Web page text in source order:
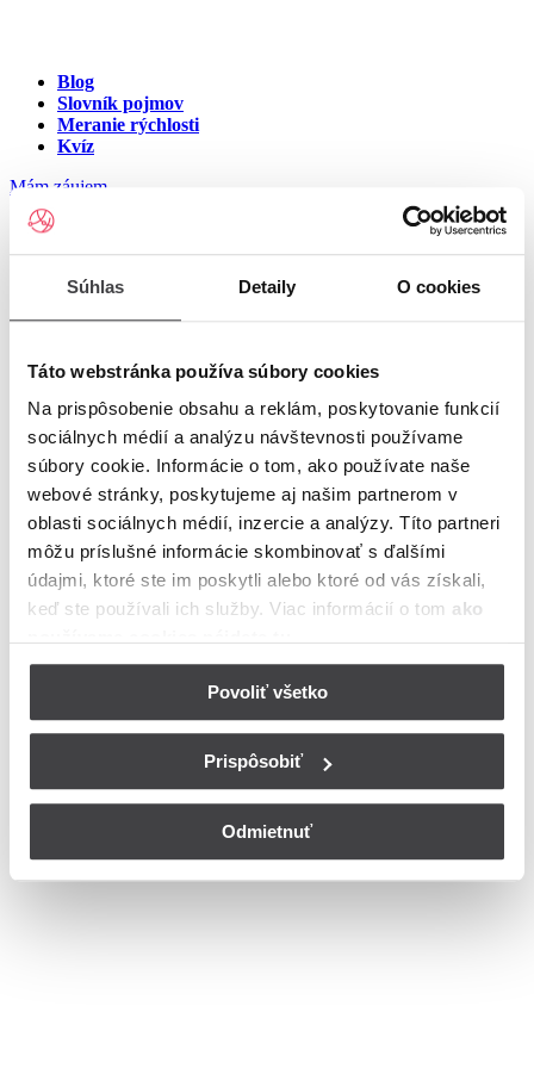
Súhlas Detaily O cookies
Táto webstránka používa súbory cookies
Na prispôsobenie obsahu a reklám, poskytovanie funkcií
sociálnych médií a analýzu návštevnosti používame
súbory cookie. Informácie o tom, ako používate naše
webové stránky, poskytujeme aj našim partnerom v
oblasti sociálnych médií, inzercie a analýzy. Títo partneri
môžu príslušné informácie skombinovať s ďalšími
údajmi, ktoré ste im poskytli alebo ktoré od vás získali,
keď ste používali ich služby. Viac informácií o tom ako
Povoliť všetko
Prispôsobiť
Odmietnuť
Blog
Slovník pojmov
Meranie rýchlosti
Kvíz
Mám záujem
Internet v meste Danišovce
Zadajte ulicu a číslo pre zobrazenie ponuky internetu v meste
Zadajte ulicu a číslopre zobrazenie ponuky internetu v lokalite
Danišovce
Zoznam ulíc v meste Danišovce
Ulica
Bohužiaľ, nedisponujeme zoznamom dostupných ulíc v danom
meste
© Copyright 2026
Nastavenia cookies